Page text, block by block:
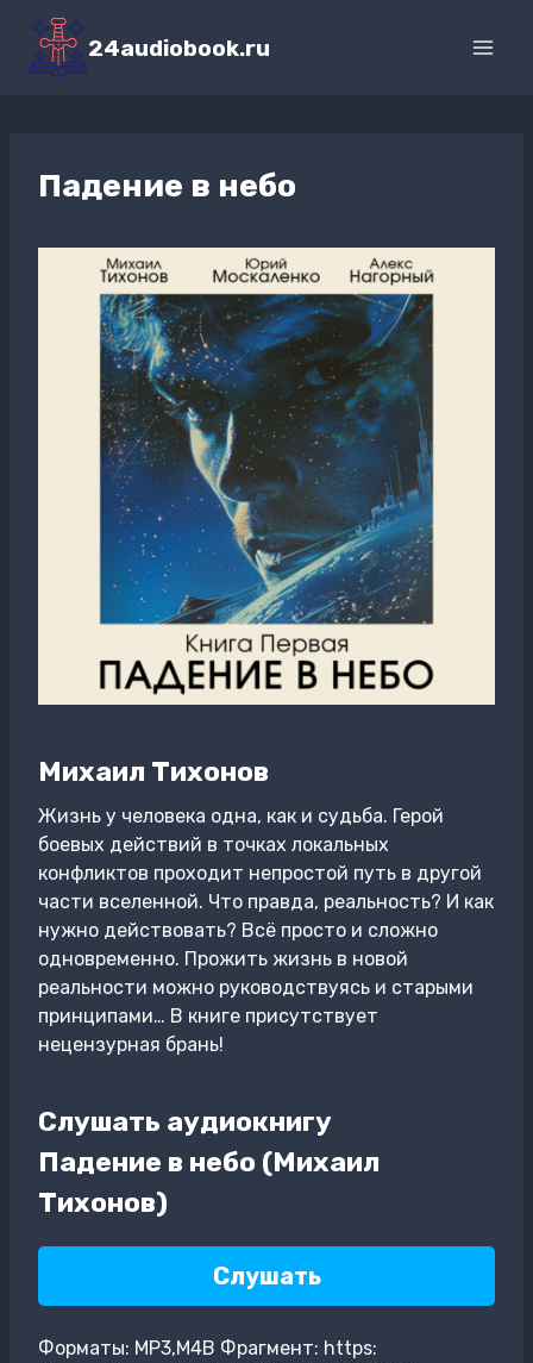
Перейти
содержимому
24audiobook.ru
Падение в небо
Михаил Тихонов
Жизнь у человека одна, как и судьба. Герой
боевых действий в точках локальных
конфликтов проходит непростой путь в другой
части вселенной. Что правда, реальность? И как
нужно действовать? Всё просто и сложно
одновременно. Прожить жизнь в новой
реальности можно руководствуясь и старыми
принципами… В книге присутствует
нецензурная брань!
Слушать аудиокнигу
Падение в небо (Михаил
Тихонов)
Слушать
Форматы: MP3,M4B Фрагмент: https: